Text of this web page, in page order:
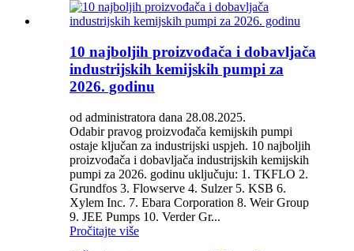
10 najboljih proizvođača i dobavljača
industrijskih kemijskih pumpi za
2026. godinu
od administratora dana 28.08.2025.
Odabir pravog proizvođača kemijskih pumpi
ostaje ključan za industrijski uspjeh. 10 najboljih
proizvođača i dobavljača industrijskih kemijskih
pumpi za 2026. godinu uključuju: 1. TKFLO 2.
Grundfos 3. Flowserve 4. Sulzer 5. KSB 6.
Xylem Inc. 7. Ebara Corporation 8. Weir Group
9. JEE Pumps 10. Verder Gr...
Pročitajte više